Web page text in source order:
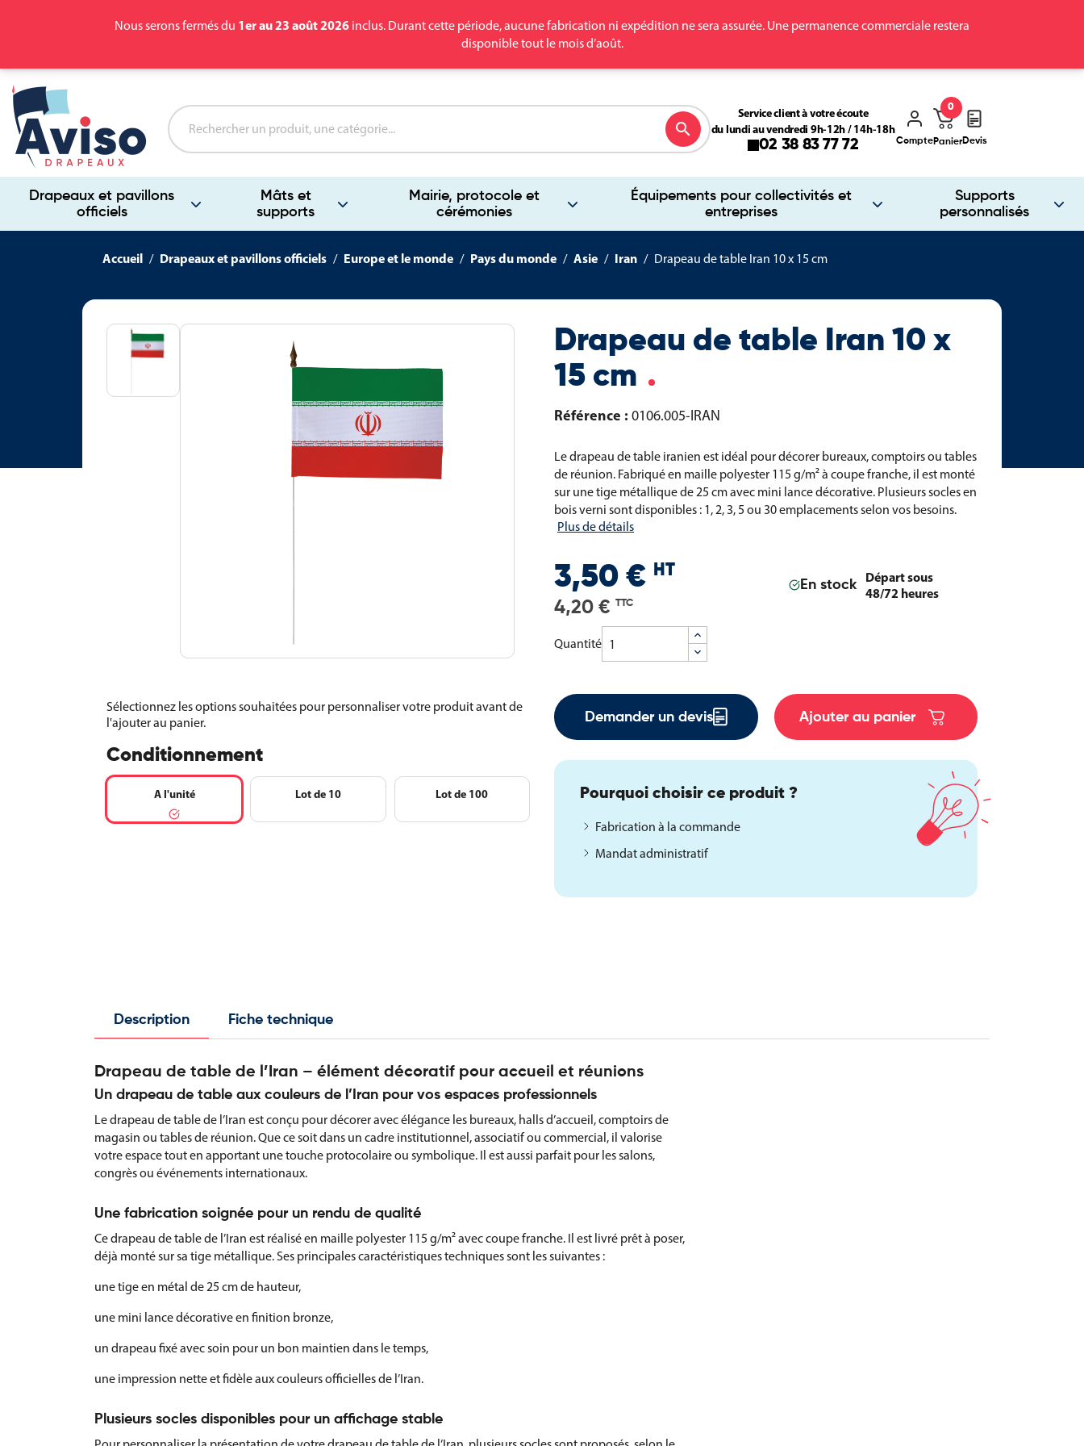
Nous serons fermés du 1er au 23 août 2026 inclus. Durant cette période, aucune fabrication ni expédition ne sera assurée. Une permanence commerciale restera
disponible tout le mois d’août.
Drapeaux et pavillons
officiels
Mâts et
supports
Mairie, protocole et
cérémonies
Équipements pour collectivités et
entreprises
Supports
personnalisés
search
Service client à votre écoute
du lundi au vendredi 9h-12h / 14h-18h
02 38 83 77 72 ComptePanier
0
Devis
Accueil Drapeaux et pavillons officiels Europe et le monde Pays du monde Asie Iran Drapeau de table Iran 10 x 15 cm
Sélectionnez les options souhaitées pour personnaliser votre produit avant de
l'ajouter au panier.
Conditionnement
A l'unité Lot de 10 Lot de 100
Drapeau de table Iran 10 x
15 cm
Référence : 0106.005-IRAN
Le drapeau de table iranien est idéal pour décorer bureaux, comptoirs ou tables
de réunion. Fabriqué en maille polyester 115 g/m² à coupe franche, il est monté
sur une tige métallique de 25 cm avec mini lance décorative. Plusieurs socles en
bois verni sont disponibles : 1, 2, 3, 5 ou 30 emplacements selon vos besoins.
Plus de détails
3,50 € HT
4,20 € TTC
En stock
Départ sous
48/72 heures
Quantité
Demander un devis Ajouter au panier
Pourquoi choisir ce produit ?
Fabrication à la commande
Mandat administratif
Description Fiche technique
Drapeau de table de l’Iran – élément décoratif pour accueil et réunions
Un drapeau de table aux couleurs de l’Iran pour vos espaces professionnels
Le drapeau de table de l’Iran est conçu pour décorer avec élégance les bureaux, halls d’accueil, comptoirs de
magasin ou tables de réunion. Que ce soit dans un cadre institutionnel, associatif ou commercial, il valorise
votre espace tout en apportant une touche protocolaire ou symbolique. Il est aussi parfait pour les salons,
congrès ou événements internationaux.
Une fabrication soignée pour un rendu de qualité
Ce drapeau de table de l’Iran est réalisé en maille polyester 115 g/m² avec coupe franche. Il est livré prêt à poser,
déjà monté sur sa tige métallique. Ses principales caractéristiques techniques sont les suivantes :
une tige en métal de 25 cm de hauteur,
une mini lance décorative en finition bronze,
un drapeau fixé avec soin pour un bon maintien dans le temps,
une impression nette et fidèle aux couleurs officielles de l’Iran.
Plusieurs socles disponibles pour un affichage stable